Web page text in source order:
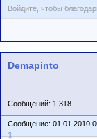
Войдите, чтобы
Demapinto
Сообщений: 1,318
Сообщение: 01.01.2010
1